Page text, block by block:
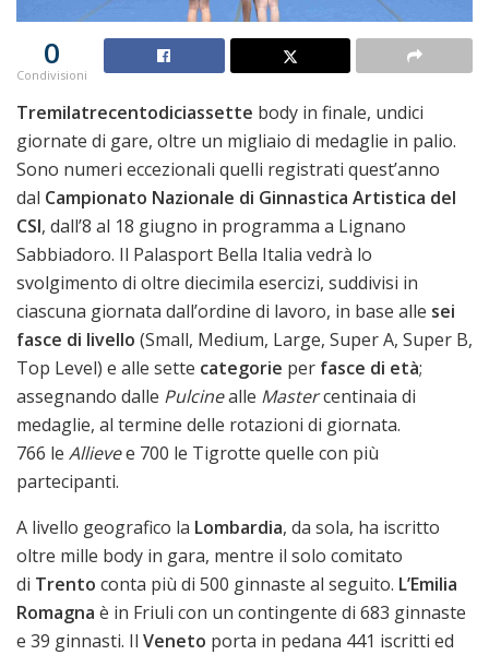
0
Condivisioni
Tremilatrecentodiciassette body in finale, undici
giornate di gare, oltre un migliaio di medaglie in palio.
Sono numeri eccezionali quelli registrati quest’anno
dal Campionato Nazionale di Ginnastica Artistica del
CSI, dall’8 al 18 giugno in programma a Lignano
Sabbiadoro. Il Palasport Bella Italia vedrà lo
svolgimento di oltre diecimila esercizi, suddivisi in
ciascuna giornata dall’ordine di lavoro, in base alle sei
fasce di livello (Small, Medium, Large, Super A, Super B,
Top Level) e alle sette categorie per fasce di età;
assegnando dalle Pulcinealle Mastercentinaia di
medaglie, al termine delle rotazioni di giornata.
766 le Allievee 700 le Tigrotte quelle con più
partecipanti.
A livello geografico la Lombardia, da sola, ha iscritto
oltre mille body in gara, mentre il solo comitato
di Trento conta più di 500 ginnaste al seguito. L’Emilia
Romagna è in Friuli con un contingente di 683 ginnaste
e 39 ginnasti. Il Veneto porta in pedana 441 iscritti ed